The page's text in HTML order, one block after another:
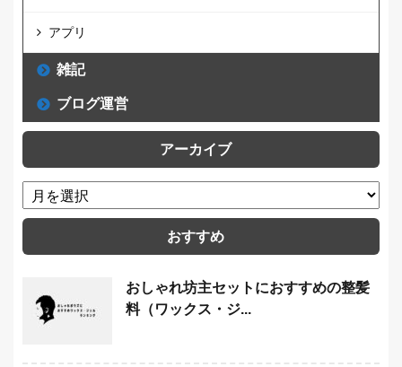
アプリ
雑記
ブログ運営
アーカイブ
おすすめ
おしゃれ坊主セットにおすすめの整髪
料（ワックス・ジ...